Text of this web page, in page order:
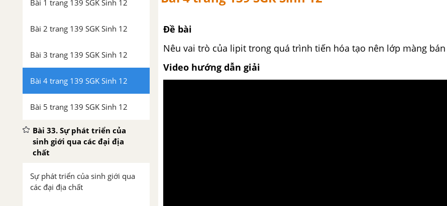
Bài 1 trang 139 SGK Sinh 12
Bài 2 trang 139 SGK Sinh 12
Bài 3 trang 139 SGK Sinh 12
Bài 4 trang 139 SGK Sinh 12
Bài 5 trang 139 SGK Sinh 12
Bài 33. Sự phát triển của
sinh giới qua các đại địa
chất
Sự phát triển của sinh giới qua
các đại địa chất
Đề bài
Nêu vai trò của lipit trong quá trình tiến hóa tạo nên lớp màng
Video hướng dẫn giải